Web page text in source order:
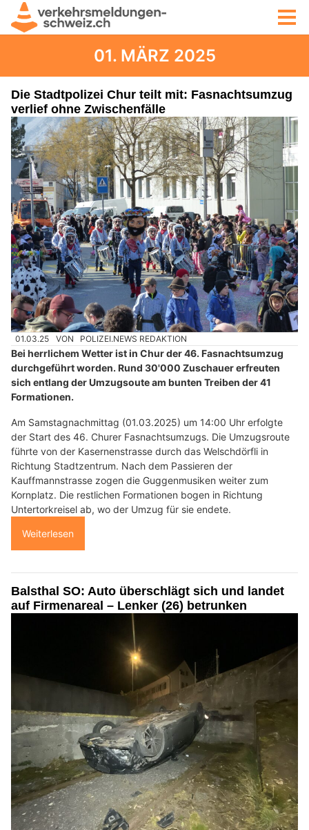
01. MÄRZ 2025
Die Stadtpolizei Chur teilt mit: Fasnachtsumzug
verlief ohne Zwischenfälle
01.03.25 VON POLIZEI.NEWS REDAKTION
Bei herrlichem Wetter ist in Chur der 46. Fasnachtsumzug
durchgeführt worden. Rund 30'000 Zuschauer erfreuten
sich entlang der Umzugsoute am bunten Treiben der 41
Formationen.
Am Samstagnachmittag (01.03.2025) um 14:00 Uhr erfolgte
der Start des 46. Churer Fasnachtsumzugs. Die Umzugsroute
führte von der Kasernenstrasse durch das Welschdörfli in
Richtung Stadtzentrum. Nach dem Passieren der
Kauffmannstrasse zogen die Guggenmusiken weiter zum
Kornplatz. Die restlichen Formationen bogen in Richtung
Untertorkreisel ab, wo der Umzug für sie endete.
Weiterlesen
Balsthal SO: Auto überschlägt sich und landet
auf Firmenareal – Lenker (26) betrunken